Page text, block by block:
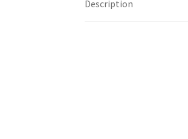
Description